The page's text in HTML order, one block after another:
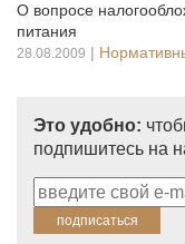
О вопросе
питания
28.08.2009 |
Это удобно:
подпишитесь на